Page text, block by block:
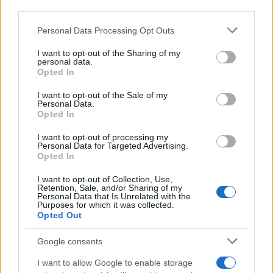
Please note that this website/app uses one or more Google
not limited to your visit or usage behaviour. You may click to
grant or deny consent to Google and its third-party tags to
use your data for below specified purposes in below Google
consent section.
Personal Data Processing Opt Outs
I want to opt-out of the Sharing of my
personal data.
Opted In
I want to opt-out of the Sale of my
Personal Data.
Opted In
I want to opt-out of processing my
Personal Data for Targeted Advertising.
Opted In
I want to opt-out of Collection, Use,
Retention, Sale, and/or Sharing of my
Personal Data that Is Unrelated with the
Purposes for which it was collected.
Opted Out
Google consents
I want to allow Google to enable storage